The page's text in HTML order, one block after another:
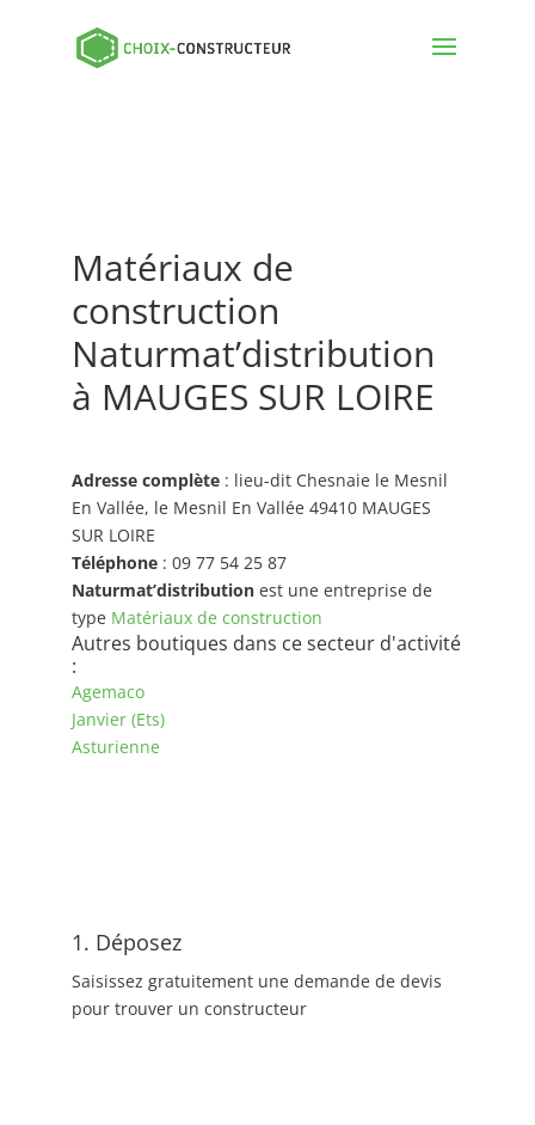
Matériaux de
construction
Naturmat’distribution
à MAUGES SUR LOIRE
Adresse complète: lieu-dit Chesnaie le Mesnil
En Vallée, le Mesnil En Vallée 49410 MAUGES
SUR LOIRE
Téléphone: 09 77 54 25 87
Naturmat’distributionest une entreprise de
type Matériaux de construction
Autres boutiques dans ce secteur d'activité
:
Agemaco
Janvier (Ets)
Asturienne
1. Déposez
Saisissez gratuitement une demande de devis
pour trouver un constructeur